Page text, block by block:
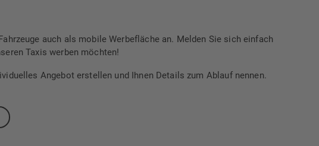
auch als mobile Werbefläche an. Melden Sie sich einfach
Taxis werben möchten!
Angebot erstellen und Ihnen Details zum Ablauf nennen.